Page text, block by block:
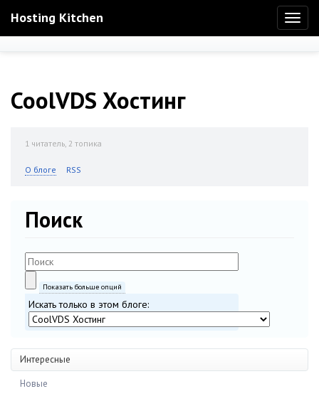
Hosting Kitchen
CoolVDS Хостинг
1 читатель, 2 топика
О блоге RSS
Поиск
Показать больше опций
Искать только в этом блоге:
Интересные
Новые